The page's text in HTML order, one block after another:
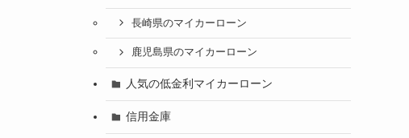
長崎県のマイカーローン
鹿児島県のマイカーローン
人気の低金利マイカーローン
信用金庫